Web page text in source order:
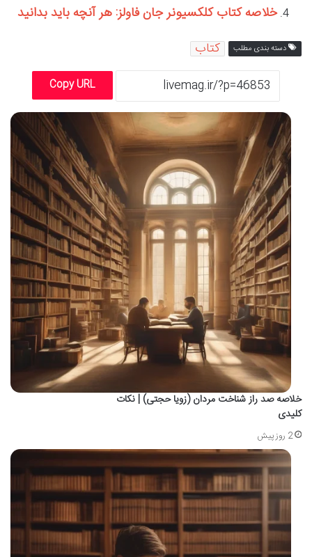
خلاصه کتاب کلکسیونر جان فاولز: هر آنچه باید بدانید
دسته بندی مطلب کتاب
Copy URL
خلاصه صد راز شناخت مردان (زویا حجتی) | نکات
کلیدی
2 روز پیش